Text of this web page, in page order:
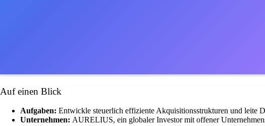
Auf einen Blick
Aufgaben: Entwickle steuerlich effiziente Akquisitionsstrukturen und leite
Unternehmen: AURELIUS, ein globaler Investor mit offener